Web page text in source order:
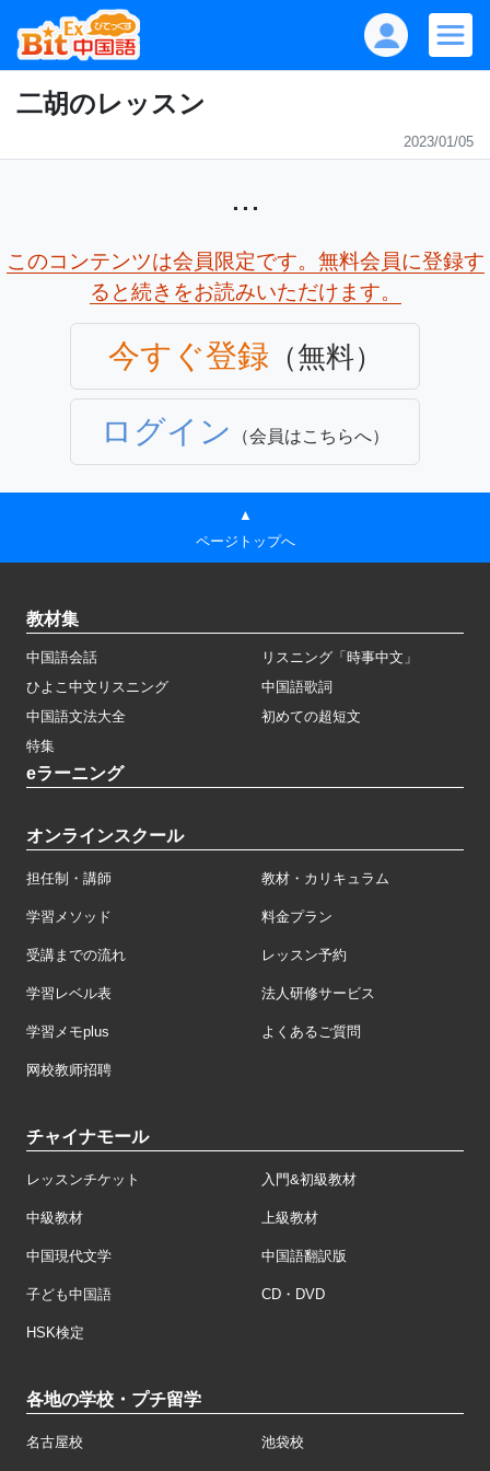
二胡のレッスン
2023/01/05
...
このコンテンツは会員限定です。無料会員に登録す
ると続きをお読みいただけます。
今すぐ登録 （無料）
ログイン （会員はこちらへ）
▲
ページトップへ
教材集
中国語会話
リスニング「時事中文」
ひよこ中文リスニング
中国語歌詞
中国語文法大全
初めての超短文
特集
eラーニング
オンラインスクール
担任制・講師 教材・カリキュラム
学習メソッド 料金プラン
受講までの流れ レッスン予約
学習レベル表 法人研修サービス
学習メモplus よくあるご質問
网校教师招聘
チャイナモール
レッスンチケット 入門&初級教材
中級教材 上級教材
中国現代文学 中国語翻訳版
子ども中国語 CD・DVD
HSK検定
各地の学校・プチ留学
名古屋校 池袋校